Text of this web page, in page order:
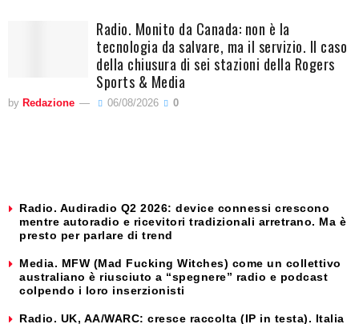
Radio. Monito da Canada: non è la
tecnologia da salvare, ma il servizio. Il caso
della chiusura di sei stazioni della Rogers
Sports & Media
by Redazione 06/08/2026 0
Radio. Audiradio Q2 2026: device connessi crescono
mentre autoradio e ricevitori tradizionali arretrano. Ma è
presto per parlare di trend
Media. MFW (Mad Fucking Witches) come un collettivo
australiano è riusciuto a “spegnere” radio e podcast
colpendo i loro inserzionisti
Radio. UK, AA/WARC: cresce raccolta (IP in testa). Italia